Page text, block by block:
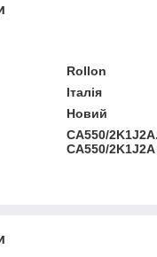
Rollon
Італія
Новий
CA550/
CA550/